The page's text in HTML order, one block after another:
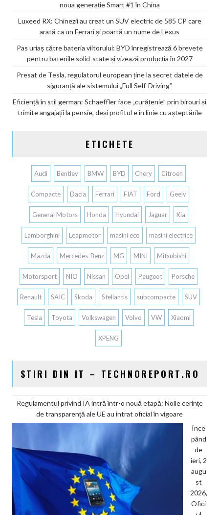
noua generație Smart #1 în China
Luxeed RX: Chinezii au creat un SUV electric de 585 CP care
arată ca un Ferrari și poartă un nume de Lexus
Pas uriaș către bateria viitorului: BYD înregistrează 6 brevete
pentru bateriile solid-state și vizează producția în 2027
Presat de Tesla, regulatorul european ține la secret datele de
siguranță ale sistemului „Full Self-Driving”
Eficiență în stil german: Schaeffler face „curățenie” prin birouri și
trimite angajații la pensie, deși profitul e în linie cu așteptările
ETICHETE
Audi Bentley BMW BYD Chery Citroen
Compacte Dacia Ferrari FIAT Ford Geely
General Motors Honda Hyundai Jaguar Kia
Lamborghini Leapmotor masini eco masini electrice
Mazda Mercedes-Benz MG MINI Mitsubishi
Motorsport NIO Nissan Opel Peugeot Porsche
Renault SAIC Skoda Stellantis subcompacte SUV
Tesla Toyota Volkswagen Volvo VW Xiaomi
XPENG
STIRI DIN IT – TECHNOREPORT.RO
Regulamentul privind IA intră într-o nouă etapă: Noile cerințe
de transparență ale UE au intrat oficial în vigoare
Înce
pând
de
ieri, 2
augu
st
2026,
Ofici